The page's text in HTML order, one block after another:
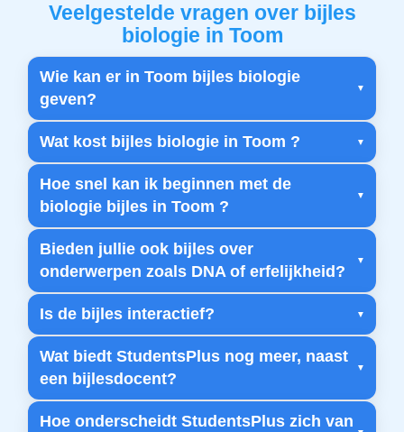
Veelgestelde vragen over bijles
biologie in Toom
Wie kan er in Toom bijles biologie
geven?
Wat kost bijles biologie in Toom ?
Hoe snel kan ik beginnen met de
biologie bijles in Toom ?
Bieden jullie ook bijles over
onderwerpen zoals DNA of erfelijkheid?
Is de bijles interactief?
Wat biedt StudentsPlus nog meer, naast
een bijlesdocent?
Hoe onderscheidt StudentsPlus zich van